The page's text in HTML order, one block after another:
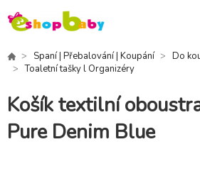
Spaní | Přebalování | Koupání
Do
Toaletní tašky l Organizéry
Košík textilní
Pure Denim Blue